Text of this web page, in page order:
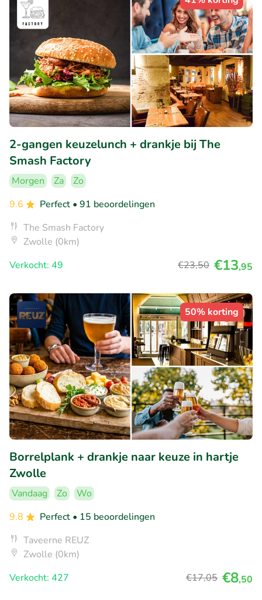
2-gangen keuzelunch + drankje bij The
Smash Factory
Morgen Za
Zo
9.6
Perfect • 91 beoordelingen
The Smash Factory
Zwolle (0km)
Verkocht: 49
€23,50 €13,95
50% korting
Borrelplank + drankje naar keuze in hartje
Zwolle
Vandaag Zo
Wo
9.8
Perfect • 15 beoordelingen
Taveerne REUZ
Zwolle (0km)
Verkocht: 427
€17,05 €8,50